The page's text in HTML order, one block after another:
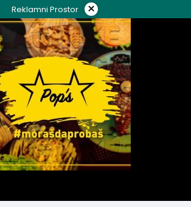
Reklamni Prostor ×